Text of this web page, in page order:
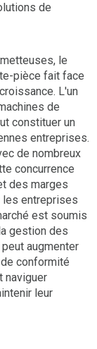
de
le
pièce fait face
L'un
de
constituer un
entreprises.
de nombreux
concurrence
des marges
les entreprises
est soumis
gestion des
augmenter
conformité
naviguer
leur